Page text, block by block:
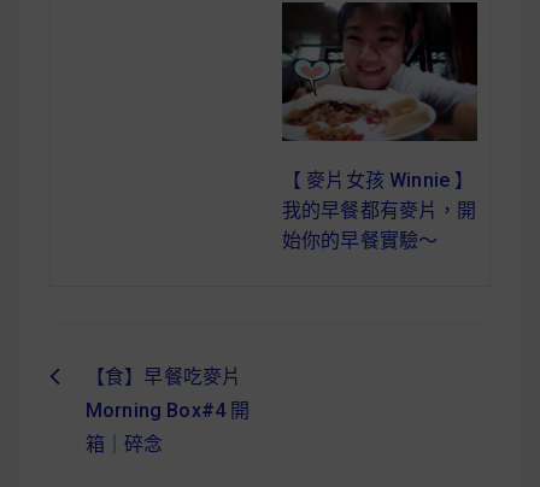
【 麥片女孩 Winnie 】
我的早餐都有麥片，開
始你的早餐實驗～
文
【食】早餐吃麥片
Morning Box#4 開
箱｜碎念